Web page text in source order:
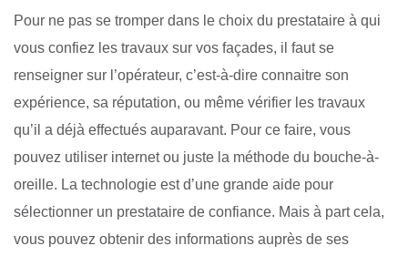
Pour ne pas se tromper dans le choix du prestataire à qui
vous confiez les travaux sur vos façades, il faut se
renseigner sur l’opérateur, c’est-à-dire connaitre son
expérience, sa réputation, ou même vérifier les travaux
qu’il a déjà effectués auparavant. Pour ce faire, vous
pouvez utiliser internet ou juste la méthode du bouche-à-
oreille. La technologie est d’une grande aide pour
sélectionner un prestataire de confiance. Mais à part cela,
vous pouvez obtenir des informations auprès de ses